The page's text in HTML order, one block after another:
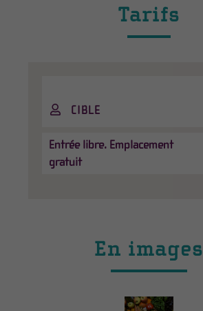
Tarifs
CIBLE
Entrée libre. Emplacement
gratuit
En images